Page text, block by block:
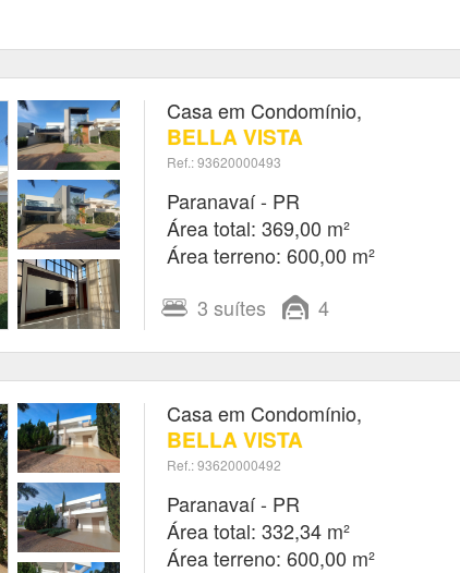
Casa em Condomínio,
BELLA VISTA
Ref.: 93620000493
Paranavaí - PR
Área total: 369,00 m²
Área terreno: 600,00 m²
3 suítes 4
Casa em Condomínio,
BELLA VISTA
Ref.: 93620000492
Paranavaí - PR
Área total: 332,34 m²
Área terreno: 600,00 m²